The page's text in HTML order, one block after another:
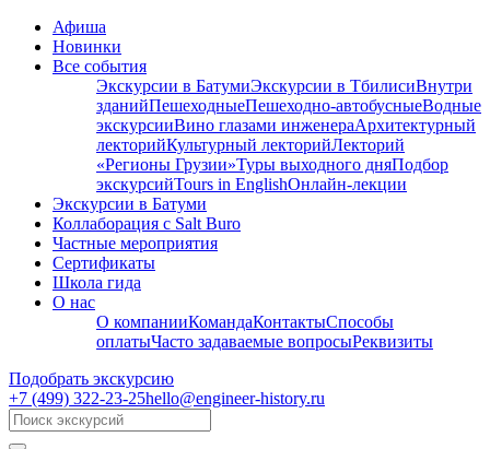
Афиша
Новинки
Все события
Экскурсии в БатумиЭкскурсии в ТбилисиВнутри
зданийПешеходныеПешеходно-автобусныеВодные
экскурсииВино глазами инженераАрхитектурный
лекторийКультурный лекторийЛекторий
«Регионы Грузии»Туры выходного дняПодбор
экскурсийTours in EnglishОнлайн-лекции
Экскурсии в Батуми
Коллаборация с Salt Buro
Частные мероприятия
Сертификаты
Школа гида
О нас
О компанииКомандаКонтактыСпособы
оплатыЧасто задаваемые вопросыРеквизиты
Подобрать экскурсию
+7 (499) 322-23-25hello@engineer-history.ru